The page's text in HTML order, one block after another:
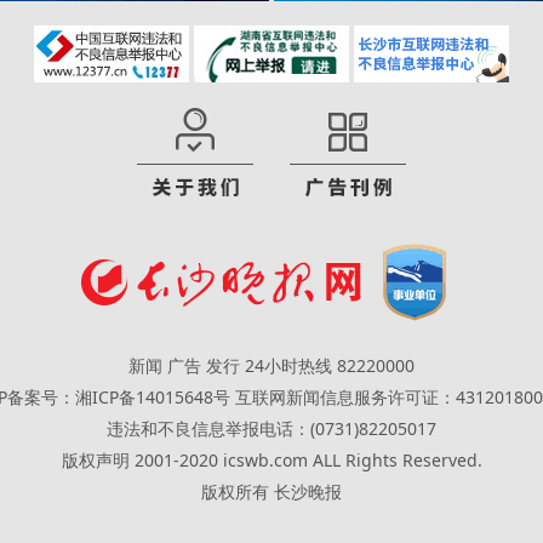
新闻 广告 发行 24小时热线 82220000
备案号：湘ICP备14015648号 互联网新闻信息服务许可证：
违法和不良信息举报电话：(0731)82205017
版权声明 2001-2020 icswb.com ALL Rights Reserved.
版权所有 长沙晚报